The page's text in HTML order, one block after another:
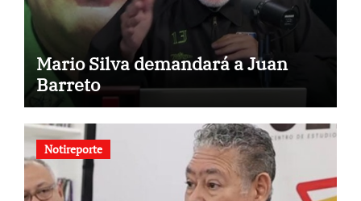
Mario Silva demandará a Juan
Barreto
Notireporte